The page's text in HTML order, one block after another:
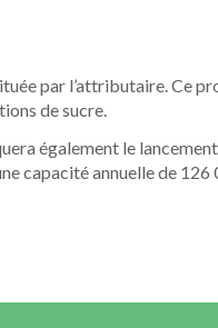
par l’attributaire. Ce
de sucre.
également le
capacité annuelle de 126